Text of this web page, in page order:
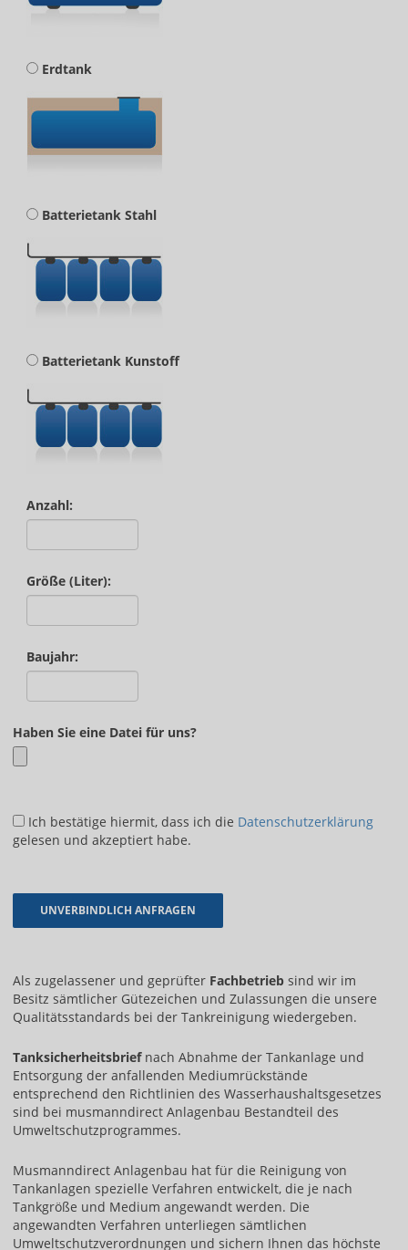
Erdtank
Batterietank Stahl
Batterietank Kunstoff
Anzahl:
Größe (Liter):
Baujahr:
Haben Sie eine Datei für uns?
Ich bestätige hiermit, dass ich die Datenschutzerklärung
gelesen und akzeptiert habe.
Als zugelassener und geprüfter Fachbetrieb sind wir im
Besitz sämtlicher Gütezeichen und Zulassungen die unsere
Qualitätsstandards bei der Tankreinigung wiedergeben.
Tanksicherheitsbriefnach Abnahme der Tankanlage und
Entsorgung der anfallenden Mediumrückstände
entsprechend den Richtlinien des Wasserhaushaltsgesetzes
sind bei musmanndirect Anlagenbau Bestandteil des
Umweltschutzprogrammes.
Musmanndirect Anlagenbau hat für die Reinigung von
Tankanlagen spezielle Verfahren entwickelt, die je nach
Tankgröße und Medium angewandt werden. Die
angewandten Verfahren unterliegen sämtlichen
Umweltschutzverordnungen und sichern Ihnen das höchste